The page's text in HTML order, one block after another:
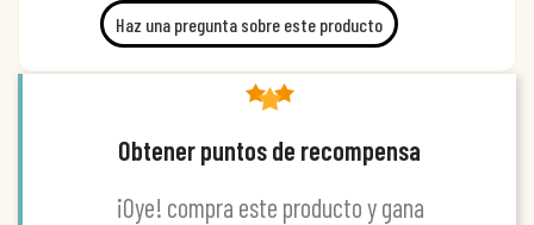
Haz una pregunta sobre este producto
Obtener puntos de recompensa
¡Oye! compra este producto y gana